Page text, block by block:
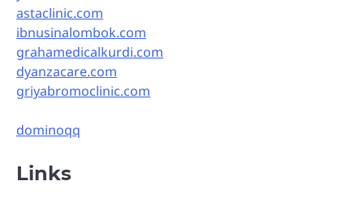
astaclinic.com
ibnusinalombok.com
grahamedicalkurdi.com
dyanzacare.com
griyabromoclinic.com
dominoqq
Links